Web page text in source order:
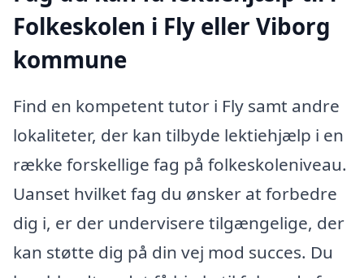
Folkeskolen i Fly eller Viborg
kommune
Find en kompetent tutor i Fly samt andre
lokaliteter, der kan tilbyde lektiehjælp i en
række forskellige fag på folkeskoleniveau.
Uanset hvilket fag du ønsker at forbedre
dig i, er der undervisere tilgængelige, der
kan støtte dig på din vej mod succes. Du